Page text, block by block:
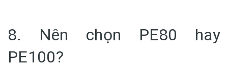
8. Nên chọn PE80 hay
PE100?